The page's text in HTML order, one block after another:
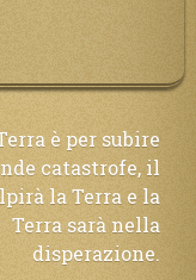
è per subire
catastrofe, il
la Terra e la
Terra sarà nella
disperazione.